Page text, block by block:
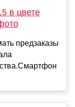
в цвете
предзаказы